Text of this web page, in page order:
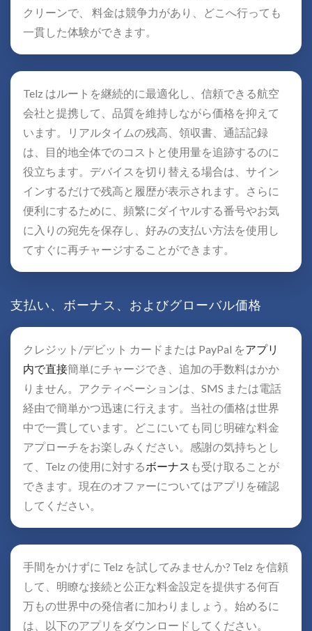
クリーンで、 料金は競争力があり、どこへ行っても
一貫した体験ができます。
Telz はルートを継続的に最適化し、信頼できる航空
会社と提携して、品質を維持しながら価格を抑えて
います。リアルタイムの残高、領収書、通話記録
は、目的地全体でのコストと使用量を追跡するのに
役立ちます。デバイスを切り替える場合は、サイン
インするだけで残高と履歴が表示されます。さらに
便利にするために、頻繁にダイヤルする番号やお気
に入りの宛先を保存し、好みの支払い方法を使用し
てすぐに再チャージすることができます。
支払い、ボーナス、およびグローバル価格
クレジット/デビット カードまたは PayPal をアプリ
内で直接簡単にチャージでき、追加の手数料はかか
りません。アクティベーションは、SMS または電話
経由で簡単かつ迅速に行えます。当社の価格は世界
中で一貫しています。どこにいても同じ明確な料金
アプローチをお楽しみください。感謝の気持ちとし
て、Telz の使用に対するボーナス も受け取ることが
できます。現在のオファーについてはアプリを確認
してください。
手間をかけずに Telz を試してみませんか? Telz を信頼
して、明瞭な接続と公正な料金設定を提供する何百
万もの世界中の発信者に加わりましょう。始めるに
は、以下のアプリをダウンロードしてください。